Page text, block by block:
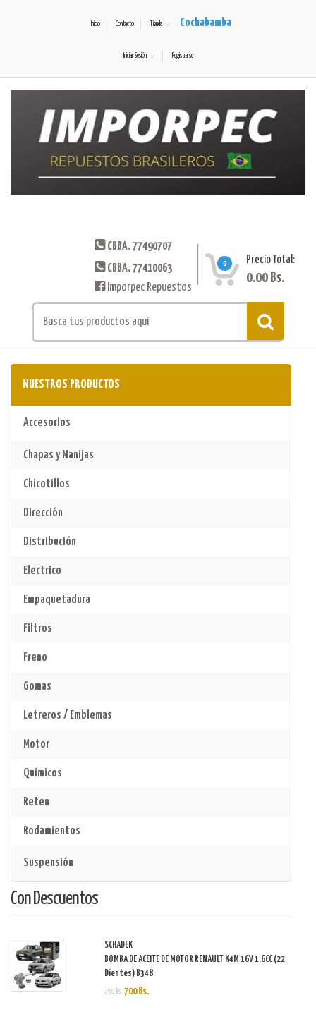
Inicio Contacto Tienda Cochabamba
Iniciar Sesión Registrarse
CBBA. 77490707
CBBA. 77410063
Imporpec Repuestos
0 Precio Total:
0.00 Bs.
NUESTROS PRODUCTOS
Accesorios
Chapas y Manijas
Chicotillos
Dirección
Distribución
Electrico
Empaquetadura
Filtros
Freno
Gomas
Letreros / Emblemas
Motor
Quimicos
Reten
Rodamientos
Suspensión
Con Descuentos
SCHADEK
BOMBA DE ACEITE DE MOTOR RENAULT K4M 16V 1.6CC (22
Dientes) B348
750 Bs. 700 Bs.